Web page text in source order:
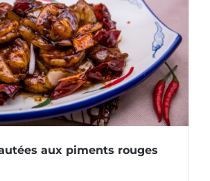
aux piments rouges